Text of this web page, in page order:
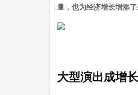
量，也为经济增长增添了
大型演出成增